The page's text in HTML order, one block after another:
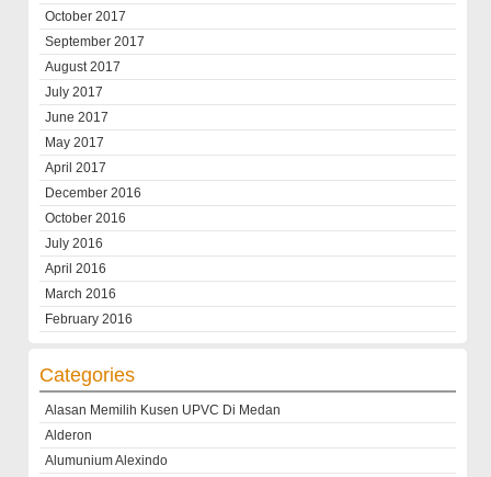
October 2017
September 2017
August 2017
July 2017
June 2017
May 2017
April 2017
December 2016
October 2016
July 2016
April 2016
March 2016
February 2016
Categories
Alasan Memilih Kusen UPVC Di Medan
Alderon
Alumunium Alexindo